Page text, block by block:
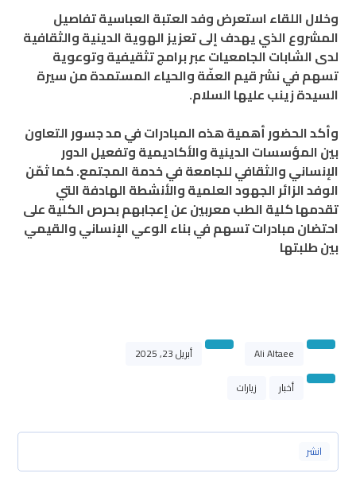
وخلال اللقاء استعرض وفد العتبة العباسية تفاصيل
المشروع الذي يهدف إلى تعزيز الهوية الدينية والثقافية
لدى الشابات الجامعيات عبر برامج تثقيفية وتوعوية
تسهم في نشر قيم العفّة والحياء المستمدة من سيرة
السيدة زينب عليها السلام.
وأكد الحضور أهمية هذه المبادرات في مد جسور التعاون
بين المؤسسات الدينية والأكاديمية وتفعيل الدور
الإنساني والثقافي للجامعة في خدمة المجتمع. كما ثمّن
الوفد الزائر الجهود العلمية والأنشطة الهادفة التي
تقدمها كلية الطب معربين عن إعجابهم بحرص الكلية على
احتضان مبادرات تسهم في بناء الوعي الإنساني والقيمي
بين طلبتها
Ali Altaee
أبريل 23, 2025
أخبار
زيارات